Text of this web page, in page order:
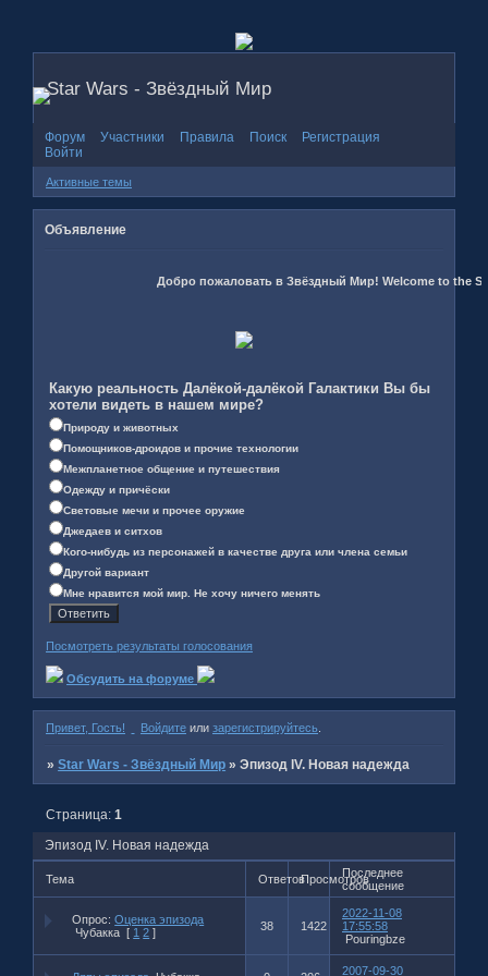
Star Wars - Звёздный Мир
Форум Участники Правила Поиск
Регистрация
Войти
Активные темы
Объявление
Добро пожаловать в Звёздный Мир! Welcome to the
Какую реальность Далёкой-далёкой Галактики Вы бы
хотели видеть в нашем мире?
Природу и животных
Помощников-дроидов и прочие технологии
Межпланетное общение и путешествия
Одежду и причёски
Световые мечи и прочее оружие
Джедаев и ситхов
Кого-нибудь из персонажей в качестве друга или члена семьи
Другой вариант
Мне нравится мой мир. Не хочу ничего менять
Посмотреть результаты голосования
Обсудить на форуме
Привет, Гость! Войдите или зарегистрируйтесь
»Star Wars - Звёздный Мир »Эпизод IV. Новая надежда
Эпизод IV. Новая надежда
Страница:1
Тема ОтветовПросмотровПоследнее
сообщение
Опрос: Оценка эпизода
Чубакка [ 1 2 ] 38 1422
2022-11-08
17:55:58
Pouringbze
2007-09-30